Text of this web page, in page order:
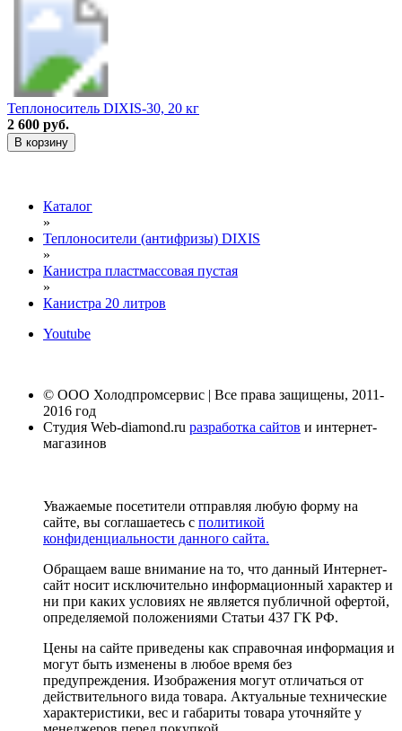
Теплоноситель DIXIS-30, 20 кг
2 600 руб.
В корзину
Каталог
»
Теплоносители (антифризы) DIXIS
»
Канистра пластмассовая пустая
»
Канистра 20 литров
Youtube
© ООО Холодпромсервис | Все права защищены, 2011-
2016 год
Студия Web-diamond.ru разработка сайтов и интернет-
магазинов
Уважаемые посетители отправляя любую форму на
сайте, вы соглашаетесь с политикой
конфиденциальности данного сайта.
Обращаем ваше внимание на то, что данный Интернет-
сайт носит исключительно информационный характер и
ни при каких условиях не является публичной офертой,
определяемой положениями Статьи 437 ГК РФ.
Цены на сайте приведены как справочная информация и
могут быть изменены в любое время без
предупреждения. Изображения могут отличаться от
действительного вида товара. Актуальные технические
характеристики, вес и габариты товара уточняйте у